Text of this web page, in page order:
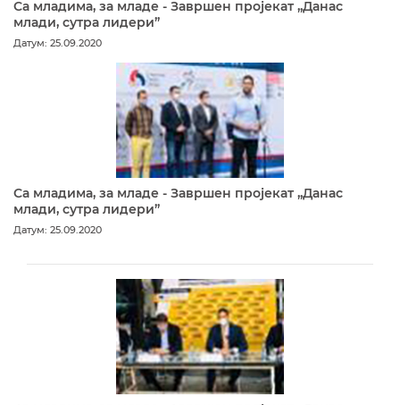
Са младима, за младе - Завршен пројекат „Данас
млади, сутра лидери”
Датум: 25.09.2020
Са младима, за младе - Завршен пројекат „Данас
млади, сутра лидери”
Датум: 25.09.2020